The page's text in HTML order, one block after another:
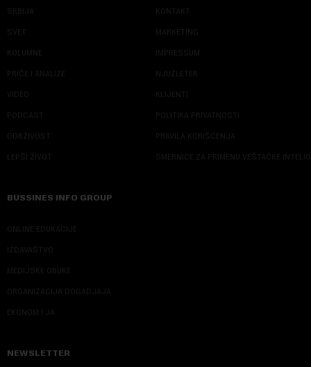
SRBIJA
SVET
KOLUMNE
PRIČE I ANALIZE
VIDEO
PODCAST
ODRŽIVOST
LEPŠI ŽIVOT
KONTAKT
MARKETING
IMPRESSUM
NJUZLETER
KLIJENTI
POLITIKA PRIVATNOSTI
PRAVILA KORIŠĆENJA
SMERNICE ZA PRIMENU VEŠTAČKE
BUSSINES INFO GROUP
ONLINE EDUKACIJE
IZDAVAŠTVO
MEDIJSKE OBUKE
ORGANIZACIJA DOGADJAJA
EKONOM I JA
NEWSLETTER